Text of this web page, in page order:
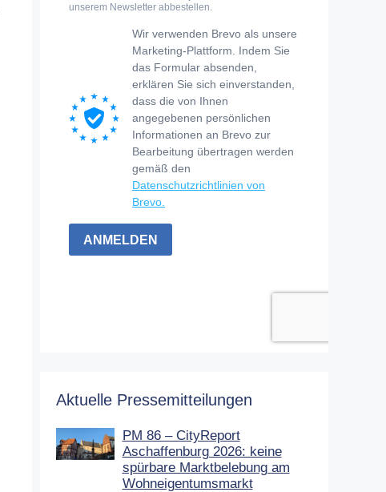
Aktuelle Pressemitteilungen
PM 86 – CityReport
Aschaffenburg 2026: keine
spürbare Marktbelebung am
Wohneigentumsmarkt